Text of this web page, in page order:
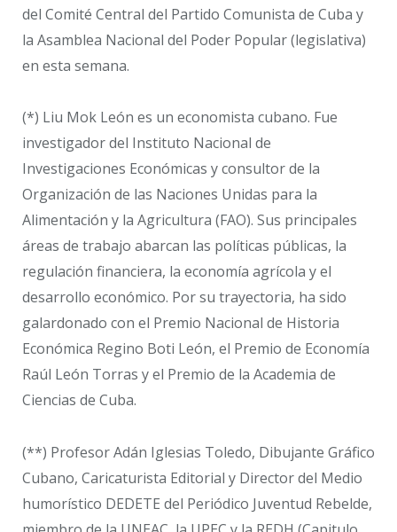
del Comité Central del Partido Comunista de Cuba y
la Asamblea Nacional del Poder Popular (legislativa)
en esta semana.
(*) Liu Mok León es un economista cubano. Fue
investigador del Instituto Nacional de
Investigaciones Económicas y consultor de la
Organización de las Naciones Unidas para la
Alimentación y la Agricultura (FAO). Sus principales
áreas de trabajo abarcan las políticas públicas, la
regulación financiera, la economía agrícola y el
desarrollo económico. Por su trayectoria, ha sido
galardonado con el Premio Nacional de Historia
Económica Regino Boti León, el Premio de Economía
Raúl León Torras y el Premio de la Academia de
Ciencias de Cuba.
(**) Profesor Adán Iglesias Toledo, Dibujante Gráfico
Cubano, Caricaturista Editorial y Director del Medio
humorístico DEDETE del Periódico Juventud Rebelde,